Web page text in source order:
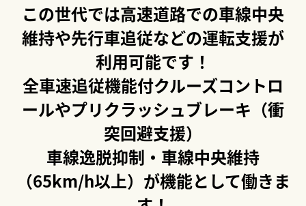
この世代では高速道路での車線中央
維持や先行車追従などの運転支援が
利用可能です！
全車速追従機能付クルーズコントロ
ールやプリクラッシュブレーキ（衝
突回避支援）
車線逸脱抑制・車線中央維持
（65km/h以上）が機能として働きま